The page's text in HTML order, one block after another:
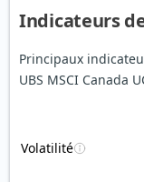
Indicateurs
Principaux
UBS MSCI Canada
Volatilité